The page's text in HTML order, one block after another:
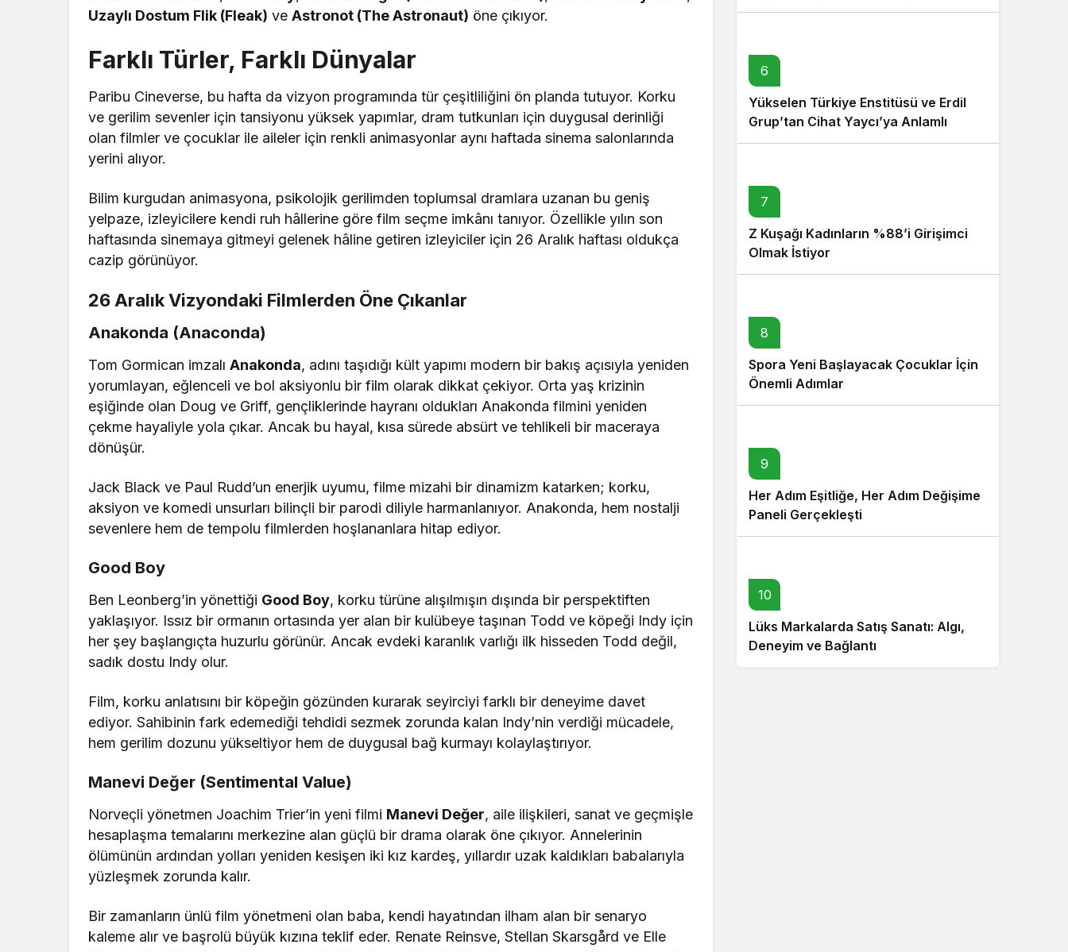
Uzaylı Dostum Flik (Fleak) veAstronot (The Astronaut) öne çıkıyor.
Farklı Türler, Farklı Dünyalar
Paribu Cineverse, bu hafta da vizyon programında tür çeşitliliğini ön planda tutuyor. Korku
ve gerilim sevenler için tansiyonu yüksek yapımlar, dram tutkunları için duygusal derinliği
olan filmler ve çocuklar ile aileler için renkli animasyonlar aynı haftada sinema salonlarında
yerini alıyor.
Bilim kurgudan animasyona, psikolojik gerilimden toplumsal dramlara uzanan bu geniş
yelpaze, izleyicilere kendi ruh hâllerine göre film seçme imkânı tanıyor. Özellikle yılın son
haftasında sinemaya gitmeyi gelenek hâline getiren izleyiciler için 26 Aralık haftası oldukça
cazip görünüyor.
26 Aralık Vizyondaki Filmlerden Öne Çıkanlar
Anakonda (Anaconda)
Tom Gormican imzalıAnakonda, adını taşıdığı kült yapımı modern bir bakış açısıyla yeniden
yorumlayan, eğlenceli ve bol aksiyonlu bir film olarak dikkat çekiyor. Orta yaş krizinin
eşiğinde olan Doug ve Griff, gençliklerinde hayranı oldukları Anakonda filmini yeniden
çekme hayaliyle yola çıkar. Ancak bu hayal, kısa sürede absürt ve tehlikeli bir maceraya
dönüşür.
Jack Black ve Paul Rudd’un enerjik uyumu, filme mizahi bir dinamizm katarken; korku,
aksiyon ve komedi unsurları bilinçli bir parodi diliyle harmanlanıyor. Anakonda, hem nostalji
sevenlere hem de tempolu filmlerden hoşlananlara hitap ediyor.
Good Boy
Ben Leonberg’in yönettiği Good Boy, korku türüne alışılmışın dışında bir perspektiften
yaklaşıyor. Issız bir ormanın ortasında yer alan bir kulübeye taşınan Todd ve köpeği Indy için
her şey başlangıçta huzurlu görünür. Ancak evdeki karanlık varlığı ilk hisseden Todd değil,
sadık dostu Indy olur.
Film, korku anlatısını bir köpeğin gözünden kurarak seyirciyi farklı bir deneyime davet
ediyor. Sahibinin fark edemediği tehdidi sezmek zorunda kalan Indy’nin verdiği mücadele,
hem gerilim dozunu yükseltiyor hem de duygusal bağ kurmayı kolaylaştırıyor.
Manevi Değer (Sentimental Value)
Norveçli yönetmen Joachim Trier’in yeni filmi Manevi Değer, aile ilişkileri, sanat ve geçmişle
hesaplaşma temalarını merkezine alan güçlü bir drama olarak öne çıkıyor. Annelerinin
ölümünün ardından yolları yeniden kesişen iki kız kardeş, yıllardır uzak kaldıkları babalarıyla
yüzleşmek zorunda kalır.
Bir zamanların ünlü film yönetmeni olan baba, kendi hayatından ilham alan bir senaryo
kaleme alır ve başrolü büyük kızına teklif eder. Renate Reinsve, Stellan Skarsgård ve Elle
Politikaları ve Hukuk Konferansı
6
Yükselen Türkiye Enstitüsü ve Erdil
Grup’tan Cihat Yaycı’ya Anlamlı
Ziyaret
7
Z Kuşağı Kadınların %88’i Girişimci
Olmak İstiyor
8
Spora Yeni Başlayacak Çocuklar İçin
Önemli Adımlar
9
Her Adım Eşitliğe, Her Adım Değişime
Paneli Gerçekleşti
10
Lüks Markalarda Satış Sanatı: Algı,
Deneyim ve Bağlantı